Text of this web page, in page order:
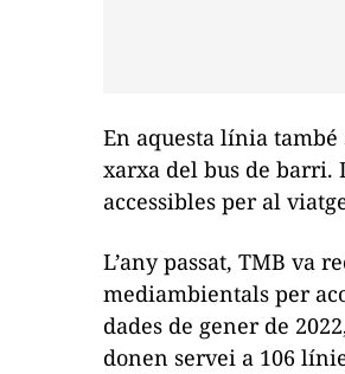
En aquesta línia
xarxa del bus de barri.
accessibles per al
L’any passat, TMB va
mediambientals per
dades de gener de
donen servei a 106